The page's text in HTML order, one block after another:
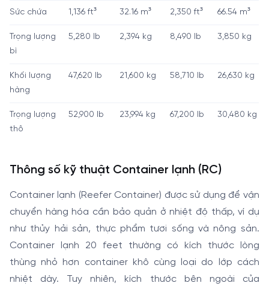
Sức chứa 1,136 ft³ 32.16 m³ 2,350 ft³ 66.54 m³
Trọng lượng
bì
5,280 lb 2,394 kg 8,490 lb 3,850 kg
Khối lượng
hàng
47,620 lb 21,600 kg 58,710 lb 26,630 kg
Trọng lượng
thô
52,900 lb 23,994 kg 67,200 lb 30,480 kg
Thông số kỹ thuật Container lạnh (RC)
Container lạnh (Reefer Container) được sử dụng để vận
chuyển hàng hóa cần bảo quản ở nhiệt độ thấp, ví dụ
như thủy hải sản, thực phẩm tươi sống và nông sản.
Container lạnh 20 feet thường có kích thước lòng
thùng nhỏ hơn container khô cùng loại do lớp cách
nhiệt dày. Tuy nhiên, kích thước bên ngoài của